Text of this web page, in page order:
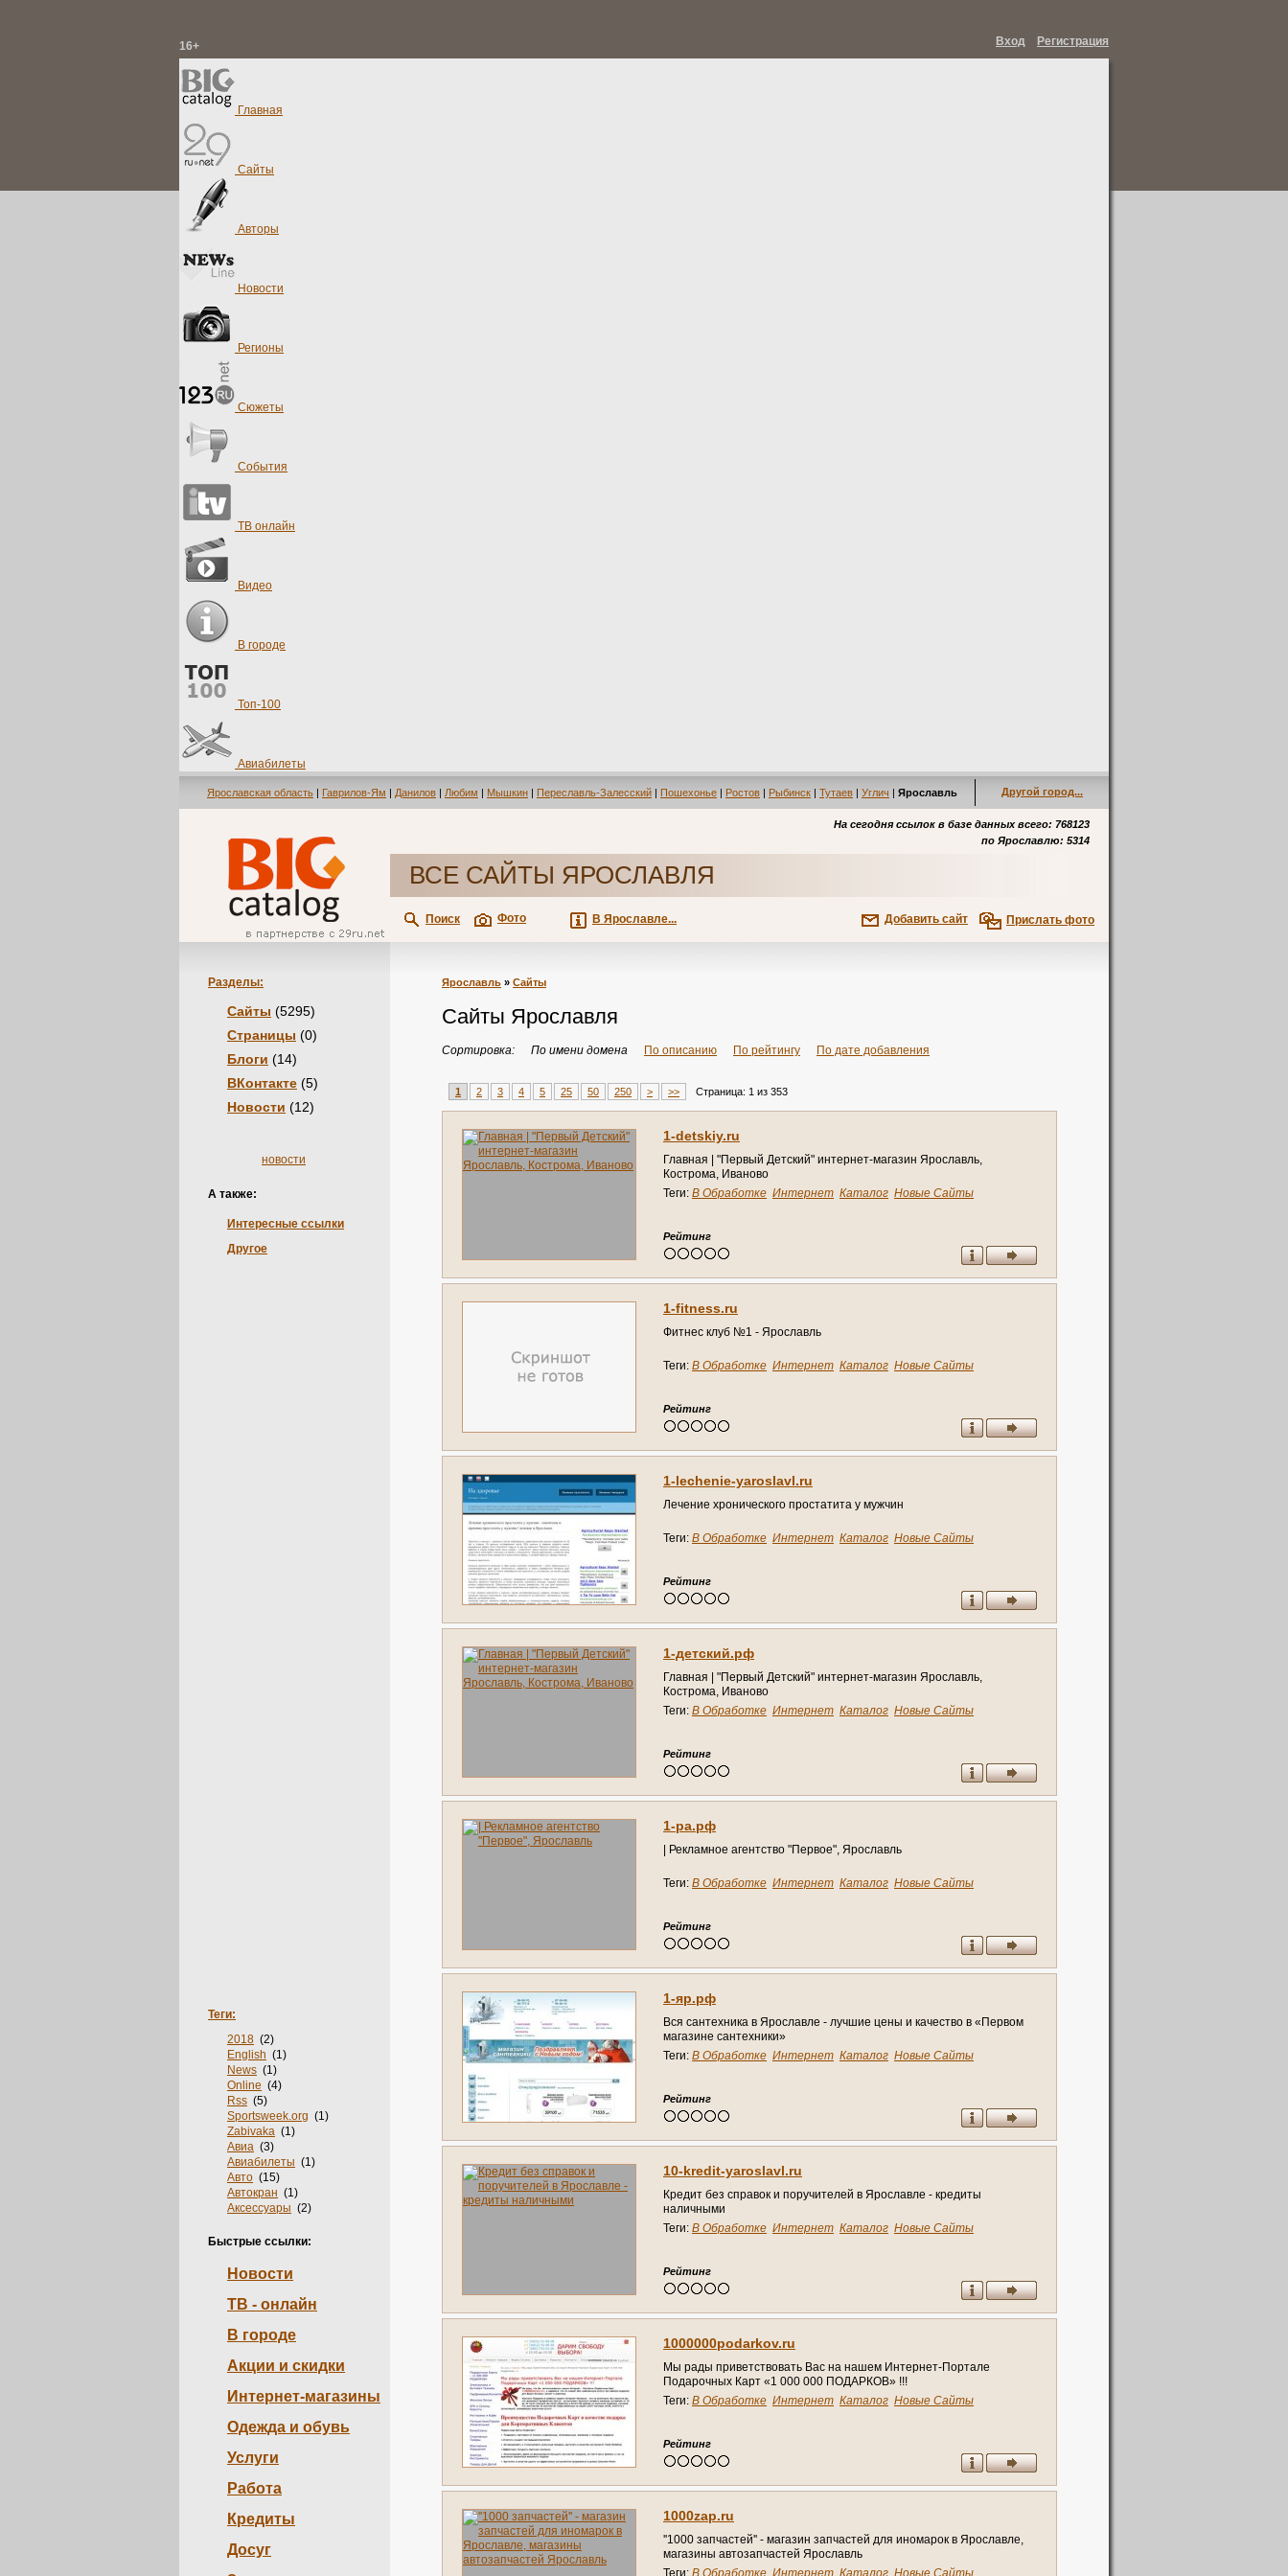
Вход Регистрация
16+
Главная
Сайты
Авторы
Новости
Регионы
Сюжеты
События
ТВ онлайн
Видео
В городе
Топ-100
Авиабилеты
Ярославская область | Гаврилов-Ям | Данилов | Любим | Мышкин | Переславль-Залесский | Пошехонье | Ростов | Рыбинск | Тутаев | Углич | Ярославль Другой город...
На сегодня ссылок в базе данных всего: 768123
по Ярославлю: 5314
ВСЕ САЙТЫ ЯРОСЛАВЛЯ
Поиск Фото В Ярославле... Прислать фото
Добавить сайт
Разделы:
Сайты (5295)
Страницы (0)
Блоги (14)
ВКонтакте (5)
Новости (12)
новости
А также:
Интересные ссылки
Другое
Теги:
2018 (2)
English (1)
News (1)
Online (4)
Rss (5)
Sportsweek.org (1)
Zabivaka (1)
Авиа (3)
Авиабилеты (1)
Авто (15)
Автокран (1)
Аксессуары (2)
Анкеты(1)
Аудит(1)
Бельё(2)
Бетон (2)
Билеты(3)
Блоги(14)
Бронирование
Бурение (4)
Бухгалтерия(1)
В Обработке(5098)
Вакансии(1)
Видео(1)
Власть(1)
Вода(5)
Волк(1)
Ворота(1)
Вренда(1)
Выборы(1)
Газ(1)
Газеты(1)
Голосование
Быстрые ссылки:
Новости
ТВ - онлайн
В городе
Акции и скидки
Интернет-магазины
Одежда и обувь
Услуги
Работа
Кредиты
Досуг
Ярославль » Сайты
Сайты Ярославля
Сортировка: По имени домена По описанию По рейтингу По дате добавления
1 2 3 4 5 25 50 250 > >> Страница: 1 из 353
1-detskiy.ru
Главная | "Первый Детский" интернет-магазин Ярославль,
Кострома, Иваново
Теги: В Обработке Интернет Каталог Новые Сайты
Рейтинг
1-fitness.ru
Фитнес клуб №1 - Ярославль
Теги: В Обработке Интернет Каталог Новые Сайты
Рейтинг
1-lechenie-yaroslavl.ru
Лечение хронического простатита у мужчин
Теги: В Обработке Интернет Каталог Новые Сайты
Рейтинг
1-детский.рф
Главная | "Первый Детский" интернет-магазин Ярославль,
Кострома, Иваново
Теги: В Обработке Интернет Каталог Новые Сайты
Рейтинг
1-ра.рф
| Рекламное агентство "Первое", Ярославль
Теги: В Обработке Интернет Каталог Новые Сайты
Рейтинг
1-яр.рф
Вся сантехника в Ярославле - лучшие цены и качество в «Первом
магазине сантехники»
Теги: В Обработке Интернет Каталог Новые Сайты
Рейтинг
10-kredit-yaroslavl.ru
Кредит без справок и поручителей в Ярославле - кредиты
наличными
Теги: В Обработке Интернет Каталог Новые Сайты
Рейтинг
1000000podarkov.ru
Мы рады приветствовать Вас на нашем Интернет-Портале
Подарочных Карт «1 000 000 ПОДАРКОВ» !!!
Теги: В Обработке Интернет Каталог Новые Сайты
Рейтинг
1000zap.ru
''1000 запчастей'' - магазин запчастей для иномарок в Ярославле,
магазины автозапчастей Ярославль
Теги: В Обработке Интернет Каталог Новые Сайты